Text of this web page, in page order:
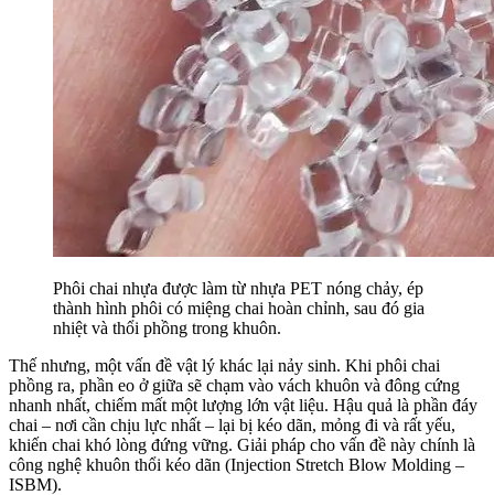
Phôi chai nhựa được làm từ nhựa PET nóng chảy, ép
thành hình phôi có miệng chai hoàn chỉnh, sau đó gia
nhiệt và thổi phồng trong khuôn.
Thế nhưng, một vấn đề vật lý khác lại nảy sinh. Khi phôi chai
phồng ra, phần eo ở giữa sẽ chạm vào vách khuôn và đông cứng
nhanh nhất, chiếm mất một lượng lớn vật liệu. Hậu quả là phần đáy
chai – nơi cần chịu lực nhất – lại bị kéo dãn, mỏng đi và rất yếu,
khiến chai khó lòng đứng vững. Giải pháp cho vấn đề này chính là
công nghệ khuôn thổi kéo dãn (Injection Stretch Blow Molding –
ISBM).